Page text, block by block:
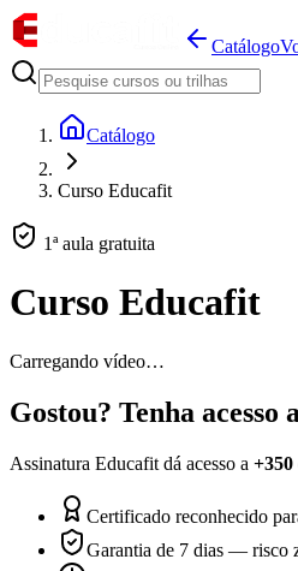
Catálogo
Catálogo
Curso Educafit
1ª aula gratuita
Curso Educafit
Carregando vídeo…
Gostou? Tenha acesso
Assinatura Educafit dá acesso a +350
Certificado reconhecido
Garantia de 7 dias — risco